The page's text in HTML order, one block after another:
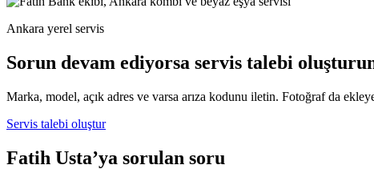
Ankara yerel servis
Sorun devam ediyorsa servis talebi
Marka, model, açık adres ve varsa arıza kodunu iletin. Fotoğraf da
Servis talebi oluştur
Fatih Usta’ya sorulan soru